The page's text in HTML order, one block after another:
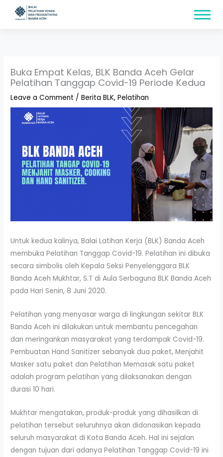
content
Buka Empat Kelas, BLK Banda Aceh Gelar
Pelatihan Tanggap Covid-19 Periode Kedua
Leave a Comment /Berita BLK,Pelatihan
Untuk kedua kalinya, Balai Latihan Kerja (BLK) Banda Aceh
membuka Pelatihan Tanggap Covid-19. Pelatihan ini dibuka
secara simbolis oleh Kepala Seksi Penyelenggara BLK
Banda Aceh Mukhtar, S.T di Aula Serbaguna BLK Banda Aceh
pada Hari Senin, 8 Juni 2020.
Pelatihan yang menyasar warga di lingkungan sekitar BLK
Banda Aceh ini dilakukan untuk membantu pencegahan
dan meringankan masyarakat yang terdampak Covid-19.
Pembuatan Hand Sanitizer sebanyak dua paket, Menjahit
Masker satu paket dan Pelatihan Memasak satu paket
adalah program pelatihan yang dilaksanakan dengan
durasi 10 hari.
Mukhtar mengatakan, produk-produk yang dihasilkan di
pelatihan tersebut seluruhnya akan didonasikan kepada
seluruh masyarakat di Kota Banda Aceh. Hal ini sejalan
dengan tujuan dari adanya Pelatihan Tanggap Covid-19 ini